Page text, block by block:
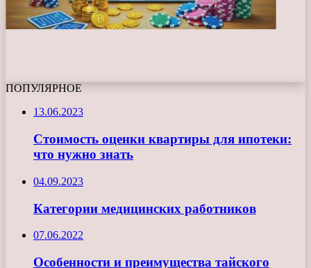
ПОПУЛЯРНОЕ
13.06.2023
Стоимость оценки квартиры для ипотеки:
что нужно знать
04.09.2023
Категории медицинских работников
07.06.2022
Особенности и преимущества тайского